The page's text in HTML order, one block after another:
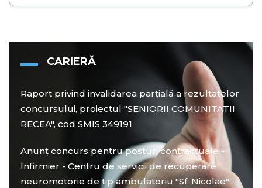
CARIERĂ
Raport privind invalidarea parțială a rezultatelor
concursului, proiectul "SENIORII COMUNITATII
RECEA", cod SMIS 349191
Anunț concurs pentru posturi contractuale -
Infirmier - Centru de servicii de recuperare
neuromotorie de tip ambulatoriu "Sf. Nicolae"